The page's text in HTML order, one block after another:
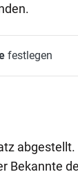
festlegen
Bekannte